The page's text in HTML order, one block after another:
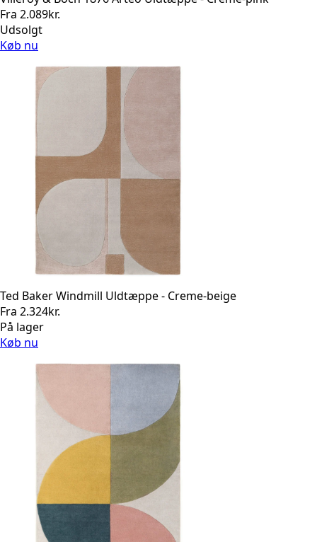
Fra 2.089kr.
Udsolgt
Køb nu
Ted Baker Windmill Uldtæppe - Creme-beige
Fra 2.324kr.
På lager
Køb nu